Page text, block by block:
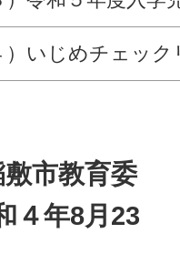
）いじめチェッ
市教育委
４年8月23